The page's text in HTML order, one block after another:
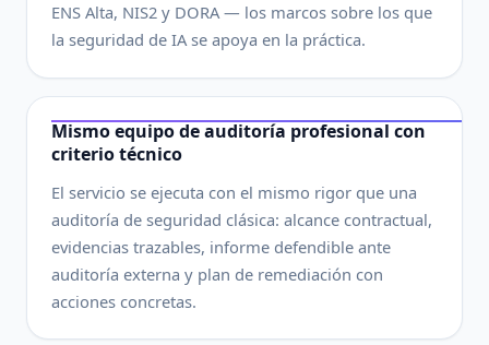
ENS Alta, NIS2 y DORA — los marcos sobre los que
la seguridad de IA se apoya en la práctica.
Mismo equipo de auditoría profesional con
criterio técnico
El servicio se ejecuta con el mismo rigor que una
auditoría de seguridad clásica: alcance contractual,
evidencias trazables, informe defendible ante
auditoría externa y plan de remediación con
acciones concretas.